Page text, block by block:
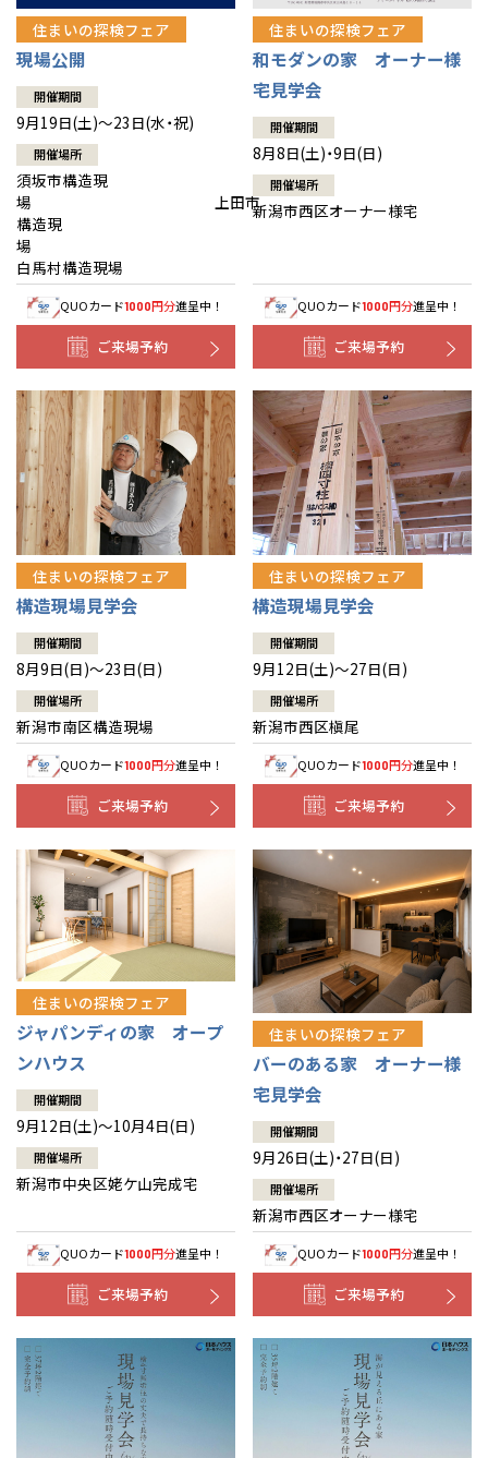
住まいの探検フェア
現場公開
開催期間
9月19日(土)～23日(水・祝)
開催場所
須坂市構造現
場 上田市
構造現
場
白馬村構造現場
QUOカード1000円分進呈中！
ご来場予約
住まいの探検フェア
和モダンの家 オーナー様
宅見学会
開催期間
8月8日(土)・9日(日)
開催場所
新潟市西区オーナー様宅
QUOカード1000円分進呈中！
ご来場予約
住まいの探検フェア
構造現場見学会
開催期間
8月9日(日)～23日(日)
開催場所
新潟市南区構造現場
QUOカード1000円分進呈中！
ご来場予約
住まいの探検フェア
構造現場見学会
開催期間
9月12日(土)～27日(日)
開催場所
新潟市西区槇尾
QUOカード1000円分進呈中！
ご来場予約
住まいの探検フェア
ジャパンディの家 オープ
ンハウス
開催期間
9月12日(土)～10月4日(日)
開催場所
新潟市中央区姥ケ山完成宅
QUOカード1000円分進呈中！
ご来場予約
住まいの探検フェア
バーのある家 オーナー様
宅見学会
開催期間
9月26日(土)・27日(日)
開催場所
新潟市西区オーナー様宅
QUOカード1000円分進呈中！
ご来場予約